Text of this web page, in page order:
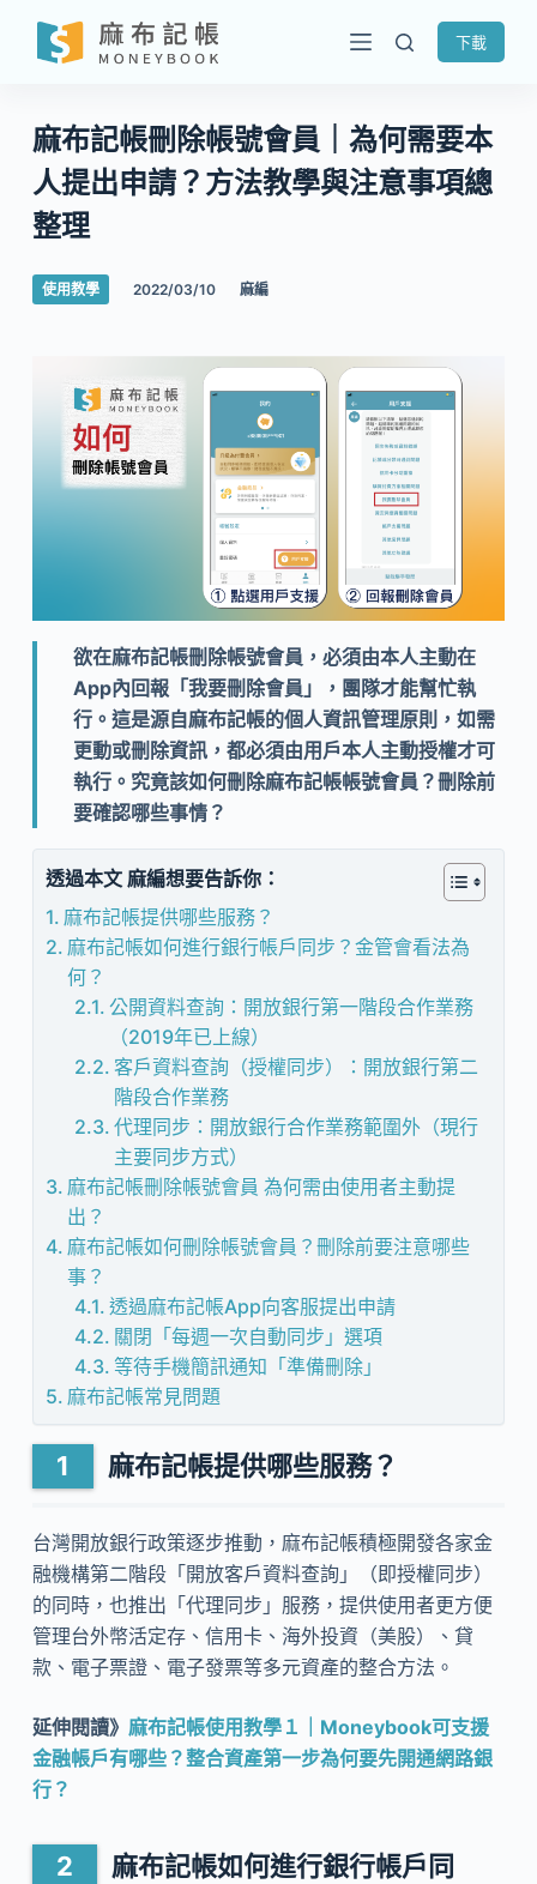
跳
至
要
內
容
下載
麻布記帳刪除帳號會員｜為何需要本
人提出申請？方法教學與注意事項總
整理
使用教學 2022/03/10 麻編
欲在麻布記帳刪除帳號會員，必須由本人主動在
App內回報「我要刪除會員」，團隊才能幫忙執
行。這是源自麻布記帳的個人資訊管理原則，如需
更動或刪除資訊，都必須由用戶本人主動授權才可
執行。究竟該如何刪除麻布記帳帳號會員？刪除前
要確認哪些事情？
透過本文 麻編想要告訴你：
麻布記帳提供哪些服務？
麻布記帳如何進行銀行帳戶同步？金管會看法為
何？
公開資料查詢：開放銀行第一階段合作業務
（2019年已上線）
客戶資料查詢（授權同步）：開放銀行第二
階段合作業務
代理同步：開放銀行合作業務範圍外（現行
主要同步方式）
麻布記帳刪除帳號會員 為何需由使用者主動提
出？
麻布記帳如何刪除帳號會員？刪除前要注意哪些
事？
透過麻布記帳App向客服提出申請
關閉「每週一次自動同步」選項
等待手機簡訊通知「準備刪除」
麻布記帳常見問題
麻布記帳提供哪些服務？
台灣開放銀行政策逐步推動，麻布記帳積極開發各家金
融機構第二階段「開放客戶資料查詢」（即授權同步）
的同時，也推出「代理同步」服務，提供使用者更方便
管理台外幣活定存、信用卡、海外投資（美股）、貸
款、電子票證、電子發票等多元資產的整合方法。
延伸閱讀》 麻布記帳使用教學１｜Moneybook可支援
金融帳戶有哪些？整合資產第一步為何要先開通網路銀
行？
麻布記帳如何進行銀行帳戶同